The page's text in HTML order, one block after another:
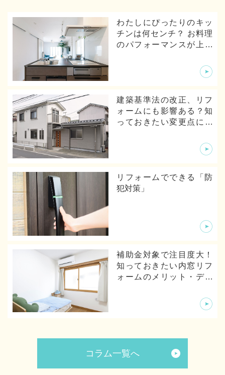
わたしにぴったりのキッ
チンは何センチ？ お料理
のパフォーマンスが上が
建築基準法の改正、リフ
ォームにも影響ある？知
っておきたい変更点につ
リフォームでできる「防
犯対策」
補助金対象で注目度大！
知っておきたい内窓リフ
ォームのメリット・デメ
コラム一覧へ